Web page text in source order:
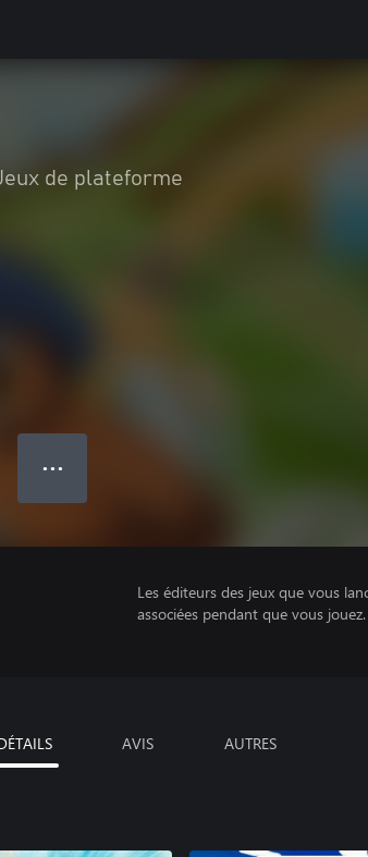
de plateforme
● ● ●
Les éditeurs des jeux que vous
associées pendant que vous jouez.
AVIS AUTRES